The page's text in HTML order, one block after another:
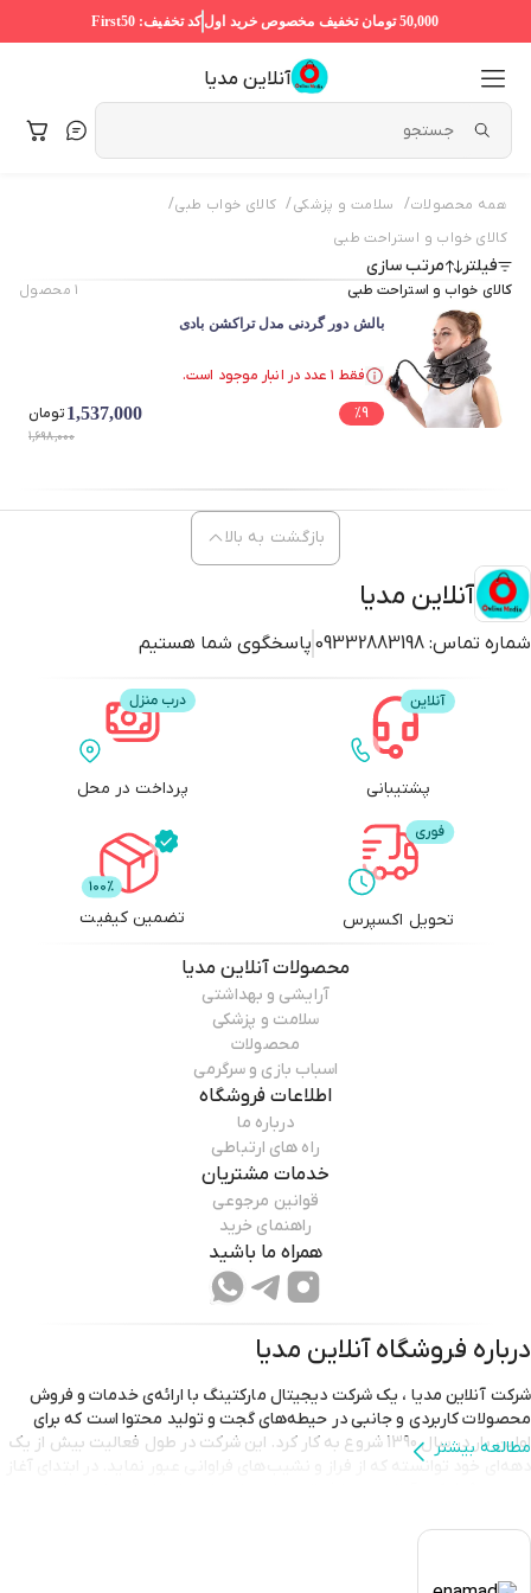
50,000 تومان تخفیف مخصوص خرید اول کد تخفیف: First50
آنلاین مدیا
همه محصولات/ سلامت و پزشکی/ کالای خواب طبی/
کالای خواب و استراحت طبی
فیلتر مرتب سازی
کالای خواب و استراحت طبی ۱محصول
بالش دور گردنی مدل تراکشن بادی
فقط ۱ عدد در انبار موجود است.
%9
1,537,000تومان
1,698,000
آنلاین مدیا
شماره تماس: 09332883198 پاسخگوی شما هستیم
بازگشت به بالا
پشتیبانی پرداخت در محل
تحویل اکسپرس تضمین کیفیت
محصولاتآنلاین مدیا
آرایشی و بهداشتی
سلامت و پزشکی
محصولات
اسباب بازی و سرگرمی
اطلاعات فروشگاه
درباره ما
راه های ارتباطی
خدمات مشتریان
قوانین مرجوعی
راهنمای خرید
همراه ما باشید
درباره فروشگاهآنلاین مدیا
شرکت آنلاین مدیا ، یک شرکت دیجیتال مارکتینگ با ارائه‌ی خدمات و فروش
محصولات کاربردی و جانبی در حیطه‌های گجت و تولید محتوا است که برای
اولین بار در سال 1390 شروع به کار کرد. این شرکت در طول فعالیت بیش از یک
دهه‌‌ای خود توانسته که از فراز و نشیب‌های فراوانی عبور نماید. در ابتدای آغاز
را در زمره‌ی اولین فروشگاه های آنلاین قرار دهد که در زمینه‌ی خرید گروهی
نهادهای رسمی و معتبر موجود در کشور را کسب نماید. امروزه شرکت آنلاین
مطالعه بیشتر